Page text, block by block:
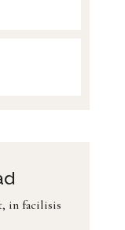
in facilisis